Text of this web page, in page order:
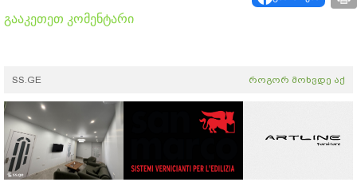
გააკეთეთ კომენტარი
SS.GE როგორ მოხვდე აქ